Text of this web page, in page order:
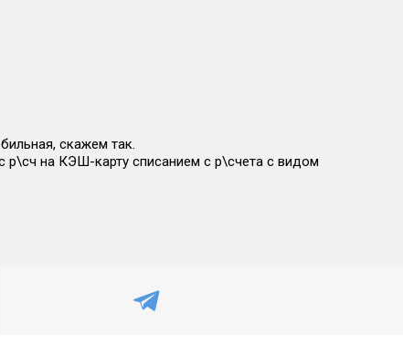
скажем так.
р\сч на КЭШ-карту списанием с р\счета с видом